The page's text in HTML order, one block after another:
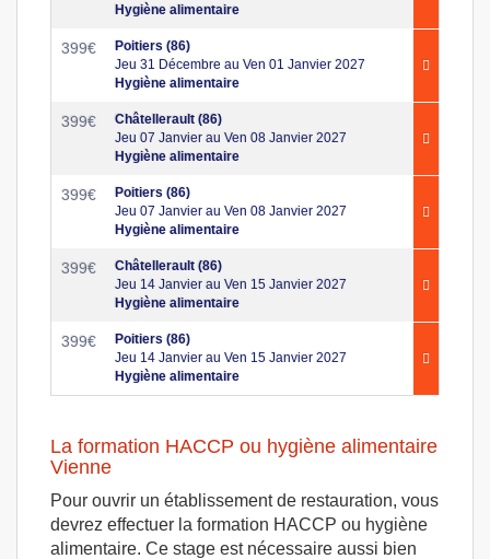
Hygiène alimentaire
399€
Poitiers (86)
Jeu 31 Décembre au Ven 01 Janvier 2027
Hygiène alimentaire
399€
Châtellerault (86)
Jeu 07 Janvier au Ven 08 Janvier 2027
Hygiène alimentaire
399€
Poitiers (86)
Jeu 07 Janvier au Ven 08 Janvier 2027
Hygiène alimentaire
399€
Châtellerault (86)
Jeu 14 Janvier au Ven 15 Janvier 2027
Hygiène alimentaire
399€
Poitiers (86)
Jeu 14 Janvier au Ven 15 Janvier 2027
Hygiène alimentaire
La formation HACCP ou hygiène alimentaire
Vienne
Pour ouvrir un établissement de restauration, vous
devrez effectuer la formation HACCP ou hygiène
alimentaire. Ce stage est nécessaire aussi bien